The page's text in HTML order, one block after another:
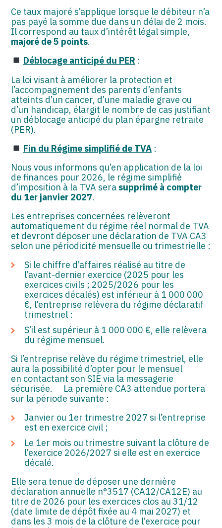
Ce taux majoré s’applique lorsque le débiteur n’a
pas payé la somme due dans un délai de 2 mois.
Il correspond au taux d’intérêt légal simple,
majoré de 5 points.
Déblocage anticipé du PER :
La loi visant à améliorer la protection et
l’accompagnement des parents d’enfants
atteints d’un cancer, d’une maladie grave ou
d’un handicap, élargit le nombre de cas justifiant
un déblocage anticipé du plan épargne retraite
(PER).
Fin du Régime simplifié de TVA:
Nous vous informons qu’en application de la loi
de finances pour 2026, le régime simplifié
d’imposition à la TVA sera supprimé à compter
du 1er janvier 2027.
Les entreprises concernées relèveront
automatiquement du régime réel normal de TVA
et devront déposer une déclaration de TVA CA3
selon une périodicité mensuelle ou trimestrielle :
Si le chiffre d’affaires réalisé au titre de
l’avant-dernier exercice (2025 pour les
exercices civils ; 2025/2026 pour les
exercices décalés) est inférieur à 1 000 000
€, l’entreprise relèvera du régime déclaratif
trimestriel :
S’il est supérieur à 1 000 000 €, elle relèvera
du régime mensuel.
Si l’entreprise relève du régime trimestriel, elle
aura la possibilité d’opter pour le mensuel
en contactant son SIE via la messagerie
sécurisée. La première CA3 attendue portera
sur la période suivante :
Janvier ou 1er trimestre 2027 si l’entreprise
est en exercice civil ;
Le 1er mois ou trimestre suivant la clôture de
l’exercice 2026/2027 si elle est en exercice
décalé.
Elle sera tenue de déposer une dernière
déclaration annuelle n°3517 (CA12/CA12E) au
titre de 2026 pour les exercices clos au 31/12
(date limite de dépôt fixée au 4 mai 2027) et
dans les 3 mois de la clôture de l’exercice pour